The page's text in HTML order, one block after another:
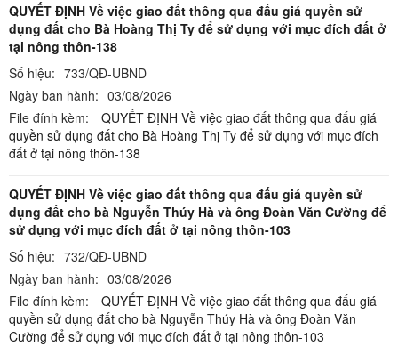
QUYẾT ĐỊNH Về việc giao đất thông qua đấu giá quyền sử
dụng đất cho Bà Hoàng Thị Ty để sử dụng với mục đích đất ở
tại nông thôn-138
Số hiệu: 733/QĐ-UBND
Ngày ban hành: 03/08/2026
File đính kèm:
QUYẾT ĐỊNH Về việc giao đất thông qua đấu giá
quyền sử dụng đất cho Bà Hoàng Thị Ty để sử dụng với mục đích
đất ở tại nông thôn-138
QUYẾT ĐỊNH Về việc giao đất thông qua đấu giá quyền sử
dụng đất cho bà Nguyễn Thúy Hà và ông Đoàn Văn Cường để
sử dụng với mục đích đất ở tại nông thôn-103
Số hiệu: 732/QĐ-UBND
Ngày ban hành: 03/08/2026
File đính kèm:
QUYẾT ĐỊNH Về việc giao đất thông qua đấu giá
quyền sử dụng đất cho bà Nguyễn Thúy Hà và ông Đoàn Văn
Cường để sử dụng với mục đích đất ở tại nông thôn-103